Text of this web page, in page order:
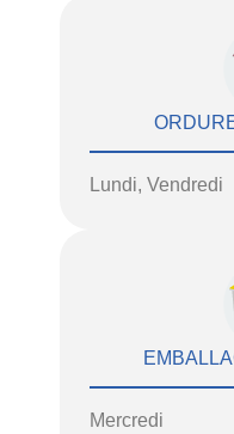
Lundi, Vendredi
Mercredi